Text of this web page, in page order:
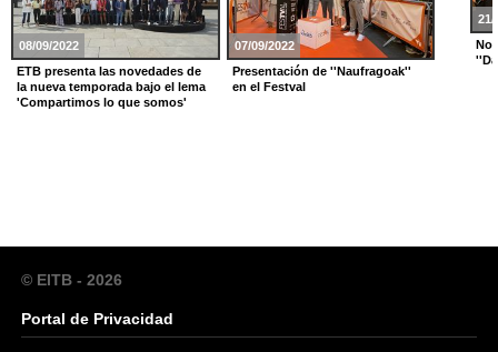
08/09/2022
ETB presenta las novedades de
la nueva temporada bajo el lema
'Compartimos lo que somos'
07/09/2022
Presentación de ''Naufragoak''
en el Festval
21/
© EITB - 2026
Portal de Privacidad